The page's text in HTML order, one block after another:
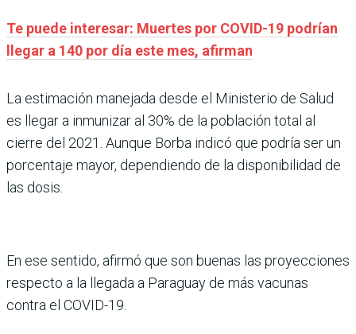
Te puede interesar: Muertes por COVID-19 podrían
llegar a 140 por día este mes, afirman
La estimación manejada desde el Ministerio de Salud
es llegar a inmunizar al 30% de la población total al
cierre del 2021. Aunque Borba indicó que podría ser un
porcentaje mayor, dependiendo de la disponibilidad de
las dosis.
En ese sentido, afirmó que son buenas las proyecciones
respecto a la llegada a Paraguay de más vacunas
contra el COVID-19.